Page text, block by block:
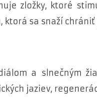
zložky, ktoré
sa snaží
a slnečným
jaziev,